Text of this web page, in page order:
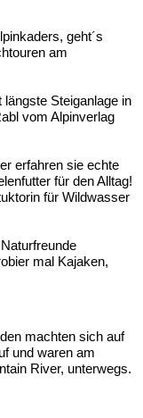
geht´s
am
Steiganlage in
vom Alpinverlag
erfahren sie echte
für den Alltag!
für Wildwasser
mal Kajaken,
machten sich auf
und waren am
River, unterwegs.